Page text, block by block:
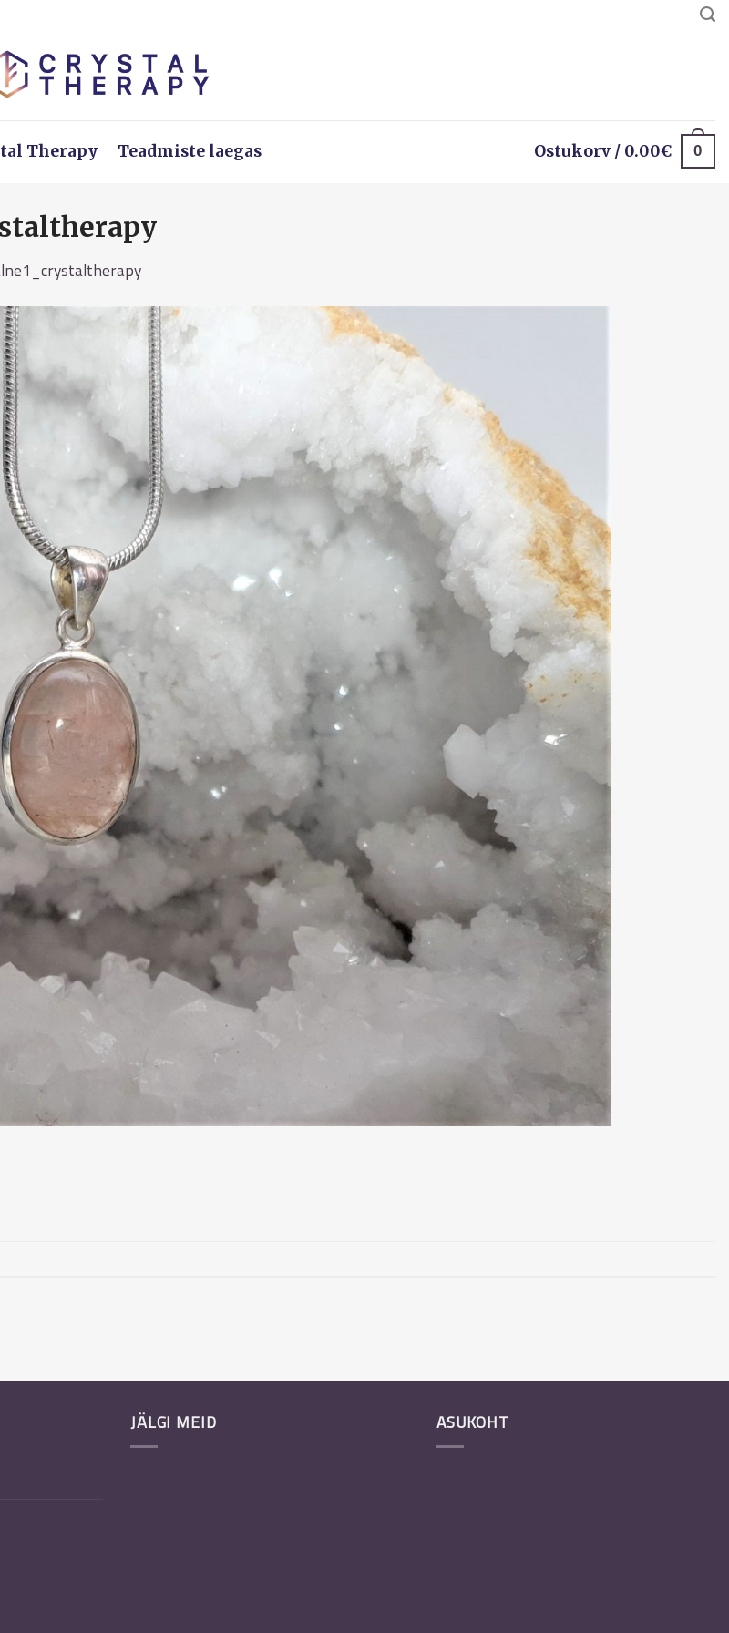
Therapy Teadmiste laegas Ostukorv / 0.00€ 0
JÄLGI MEID ASUKOHT